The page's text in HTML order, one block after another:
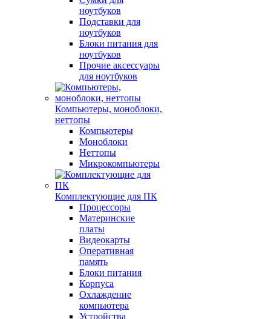
ноутбуков
Подставки для
ноутбуков
Блоки питания для
ноутбуков
Прочие аксессуары
для ноутбуков
Компьютеры, моноблоки,
неттопы
Компьютеры
Моноблоки
Неттопы
Микрокомпьютеры
Комплектующие для ПК
Процессоры
Материнские
платы
Видеокарты
Оперативная
память
Блоки питания
Корпуса
Охлаждение
компьютера
Устройства